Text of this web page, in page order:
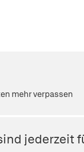
mehr verpassen
jederzeit